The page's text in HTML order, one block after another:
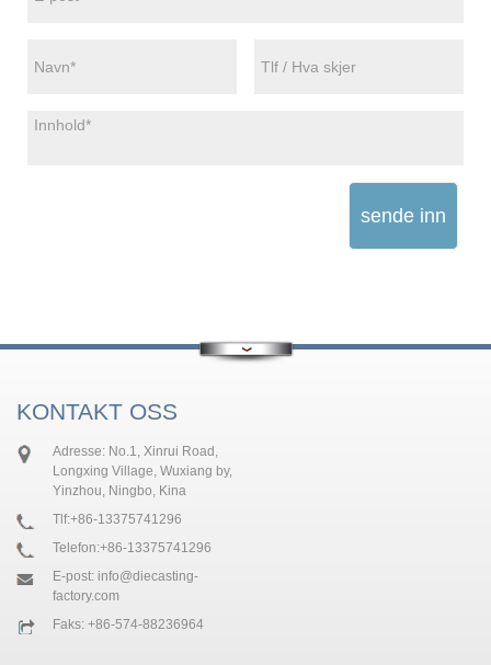
sende inn
KONTAKT OSS
Adresse: No.1, Xinrui Road,
Longxing Village, Wuxiang by,
Yinzhou, Ningbo, Kina
Tlf:+86-13375741296
Telefon:+86-13375741296
E-post: info@diecasting-
factory.com
Faks: +86-574-88236964